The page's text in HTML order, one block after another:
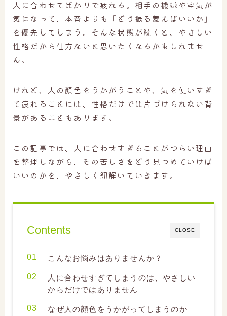
人に合わせてばかりで疲れる。相手の機嫌や空気が
気になって、本音よりも「どう振る舞えばいいか」
を優先してしまう。そんな状態が続くと、やさしい
性格だから仕方ないと思いたくなるかもしれませ
ん。
けれど、人の顔色をうかがうことや、気を使いすぎ
て疲れることには、性格だけでは片づけられない背
景があることもあります。
この記事では、人に合わせすぎることがつらい理由
を整理しながら、その苦しさをどう見つめていけば
いいのかを、やさしく紐解いていきます。
CLOSE
Contents
こんなお悩みはありませんか？
人に合わせすぎてしまうのは、やさしい
からだけではありません
なぜ人の顔色をうかがってしまうのか